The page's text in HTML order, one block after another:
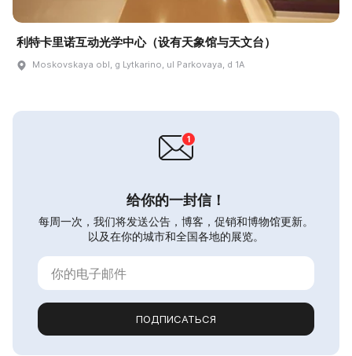
利特卡里诺互动光学中心（设有天象馆与天文台）
Moskovskaya obl, g Lytkarino, ul Parkovaya, d 1A
给你的一封信！
每周一次，我们将发送公告，博客，促销和博物馆更新。
以及在你的城市和全国各地的展览。
ПОДПИСАТЬСЯ